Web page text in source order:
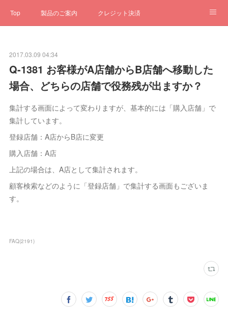
Top 製品のご案内 クレジット決済
ステータス
2017.03.09 04:34
Q-1381 お客様がA店舗からB店舗へ移動した
場合、どちらの店舗で役務残が出ますか？
集計する画面によって変わりますが、基本的には「購入店舗」で
集計しています。
登録店舗：A店からB店に変更
購入店舗：A店
上記の場合は、A店として集計されます。
顧客検索などのように「登録店舗」で集計する画面もございま
す。
FAQ(2191)